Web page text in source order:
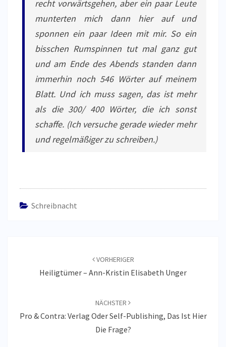
recht vorwärtsgehen, aber ein paar Leute
munterten mich dann hier auf und
sponnen ein paar Ideen mit mir. So ein
bisschen Rumspinnen tut mal ganz gut
und am Ende des Abends standen dann
immerhin noch 546 Wörter auf meinem
Blatt. Und ich muss sagen, das ist mehr
als die 300/ 400 Wörter, die ich sonst
schaffe. (Ich versuche gerade wieder mehr
und regelmäßiger zu schreiben.)
Schreibnacht
VORHERIGER
Heiligtümer – Ann-Kristin Elisabeth Unger
NÄCHSTER
Pro & Contra: Verlag Oder Self-Publishing, Das Ist Hier
Die Frage?